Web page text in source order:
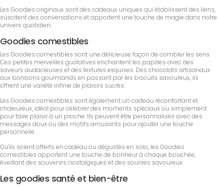
Les Goodies originaux sont des cadeaux uniques qui établissent des liens,
suscitent des conversations et apportent une touche de magie dans notre
univers quotidien.
Goodies comestibles
Les Goodies comestibles sont une délicieuse façon de combler les sens.
Ces petites merveilles gustatives enchantent les papilles avec des
saveurs audacieuses et des textures exquises. Des chocolats artisanaux
aux bonbons gourmands en passant par les biscuits savoureux, ils
offrent une variété infinie de plaisirs sucrés.
Les Goodies comestibles sont également un cadeau réconfortant et
chaleureux, idéal pour célébrer des moments spéciaux ou simplement
pour faire plaisir à un proche. Ils peuvent être personnalisés avec des
messages doux ou des motifs amusants pour ajouter une touche
personnelle.
Qu'ils soient offerts en cadeau ou dégustés en solo, les Goodies
comestibles apportent une touche de bonheur à chaque bouchée,
éveillant des souvenirs nostalgiques et des sourires savoureux.
Les goodies santé et bien-être